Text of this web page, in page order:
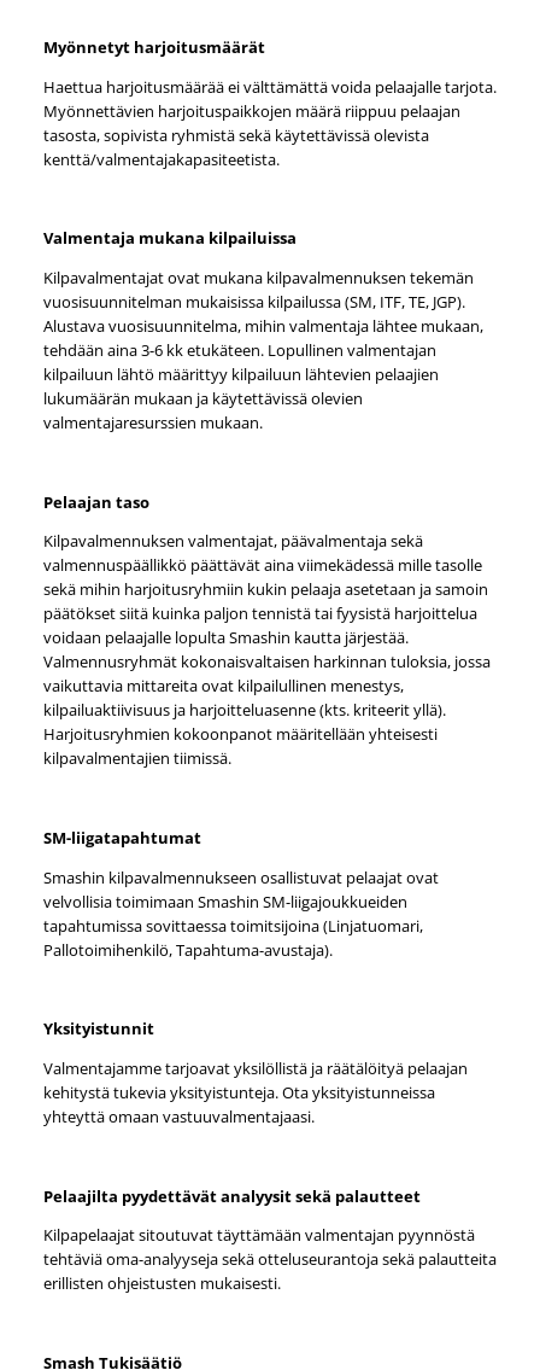
Myönnetyt harjoitusmäärät
Haettua harjoitusmäärää ei välttämättä voida pelaajalle tarjota.
Myönnettävien harjoituspaikkojen määrä riippuu pelaajan
tasosta, sopivista ryhmistä sekä käytettävissä olevista
kenttä/valmentajakapasiteetista.
Valmentaja mukana kilpailuissa
Kilpavalmentajat ovat mukana kilpavalmennuksen tekemän
vuosisuunnitelman mukaisissa kilpailussa (SM, ITF, TE, JGP).
Alustava vuosisuunnitelma, mihin valmentaja lähtee mukaan,
tehdään aina 3-6 kk etukäteen. Lopullinen valmentajan
kilpailuun lähtö määrittyy kilpailuun lähtevien pelaajien
lukumäärän mukaan ja käytettävissä olevien
valmentajaresurssien mukaan.
Pelaajan taso
Kilpavalmennuksen valmentajat, päävalmentaja sekä
valmennuspäällikkö päättävät aina viimekädessä mille tasolle
sekä mihin harjoitusryhmiin kukin pelaaja asetetaan ja samoin
päätökset siitä kuinka paljon tennistä tai fyysistä harjoittelua
voidaan pelaajalle lopulta Smashin kautta järjestää.
Valmennusryhmät kokonaisvaltaisen harkinnan tuloksia, jossa
vaikuttavia mittareita ovat kilpailullinen menestys,
kilpailuaktiivisuus ja harjoitteluasenne (kts. kriteerit yllä).
Harjoitusryhmien kokoonpanot määritellään yhteisesti
kilpavalmentajien tiimissä.
SM-liigatapahtumat
Smashin kilpavalmennukseen osallistuvat pelaajat ovat
velvollisia toimimaan Smashin SM-liigajoukkueiden
tapahtumissa sovittaessa toimitsijoina (Linjatuomari,
Pallotoimihenkilö, Tapahtuma-avustaja).
Yksityistunnit
Valmentajamme tarjoavat yksilöllistä ja räätälöityä pelaajan
kehitystä tukevia yksityistunteja. Ota yksityistunneissa
yhteyttä omaan vastuuvalmentajaasi.
Pelaajilta pyydettävät analyysit sekä palautteet
Kilpapelaajat sitoutuvat täyttämään valmentajan pyynnöstä
tehtäviä oma-analyyseja sekä otteluseurantoja sekä palautteita
erillisten ohjeistusten mukaisesti.
Smash Tukisäätiö